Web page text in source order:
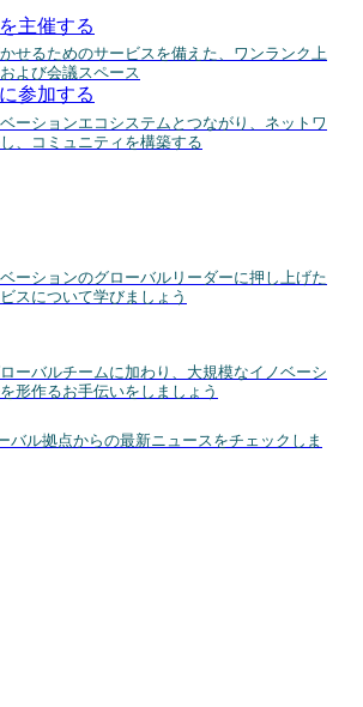
主催する
せるためのサービスを備えた、ワンランク上
よび会議スペース
参加する
ーションエコシステムとつながり、ネットワ
、コミュニティを構築する
ーションのグローバルリーダーに押し上げた
スについて学びましょう
ーバルチームに加わり、大規模なイノベーシ
形作るお手伝いをしましょう
バル拠点からの最新ニュースをチェックしま